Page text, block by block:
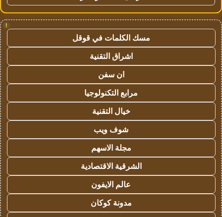
!
مسك الكلمات في قوقل
اشراق التقنية
ان سفن
مرابع التكنولوجيا
خيال التقنية
شوف ويب
مجلة الاسهم
الشرقية الاقتصادية
عالم الايفون
مدونة كوكان